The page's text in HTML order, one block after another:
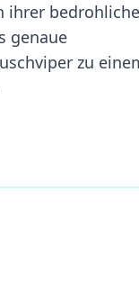
ihrer
genaue
zu